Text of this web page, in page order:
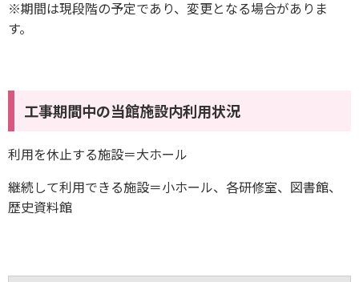
※期間は現段階の予定であり、変更となる場合がありま
す。
工事期間中の当館施設内利用状況
利用を休止する施設＝大ホール
継続して利用できる施設＝小ホール、各研修室、図書館、
歴史資料館